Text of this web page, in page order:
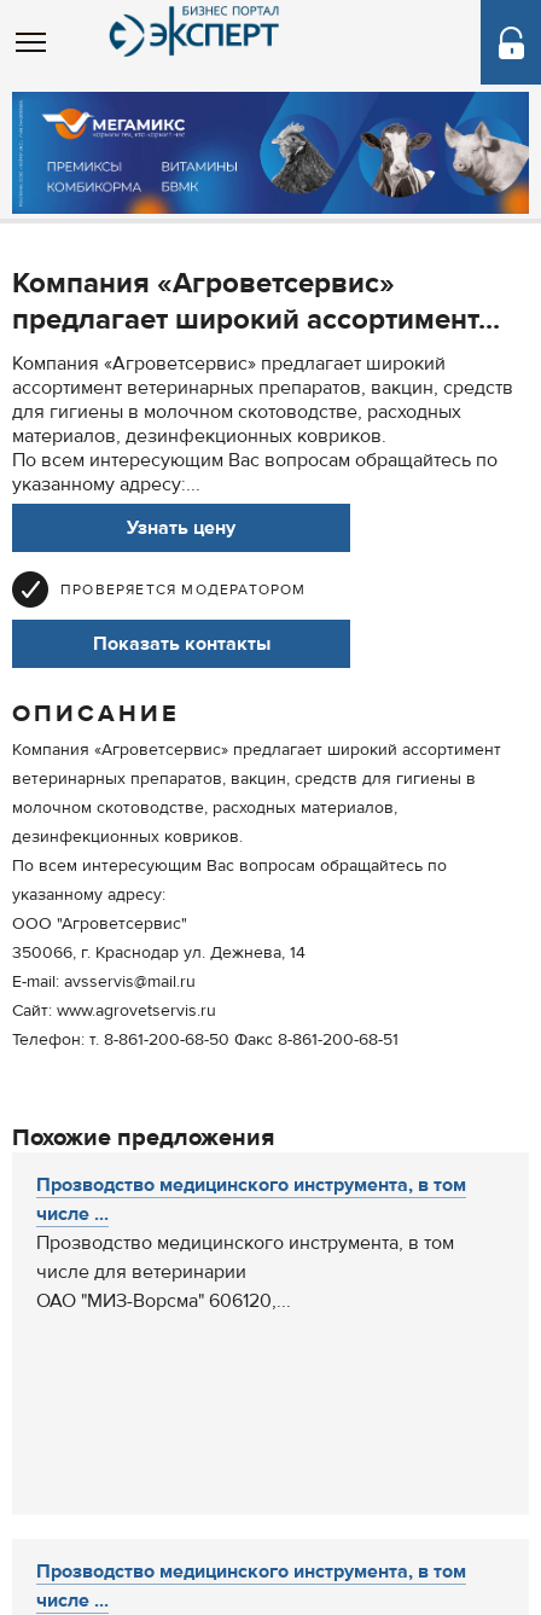
Компания «Агроветсервис»
предлагает широкий ассортимент...
Компания «Агроветсервис» предлагает широкий
ассортимент ветеринарных препаратов, вакцин, средств
для гигиены в молочном скотоводстве, расходных
материалов, дезинфекционных ковриков.
По всем интересующим Вас вопросам обращайтесь по
указанному адресу:...
Узнать цену
ПРОВЕРЯЕТСЯ МОДЕРАТОРОМ
Показать контакты
ОПИСАНИЕ
Компания «Агроветсервис» предлагает широкий ассортимент
ветеринарных препаратов, вакцин, средств для гигиены в
молочном скотоводстве, расходных материалов,
дезинфекционных ковриков.
По всем интересующим Вас вопросам обращайтесь по
указанному адресу:
ООО "Агроветсервис"
350066, г. Краснодар ул. Дежнева, 14
E-mail: avsservis@mail.ru
Сайт: www.agrovetservis.ru
Телефон: т. 8-861-200-68-50 Факс 8-861-200-68-51
Похожие предложения
Прозводство медицинского инструмента, в том
числе ...
Прозводство медицинского инструмента, в том
числе для ветеринарии
ОАО "МИЗ-Ворсма" 606120,...
Прозводство медицинского инструмента, в том
числе ...